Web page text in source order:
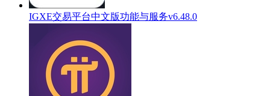
IGXE交易平台中文版功能与服务v6.48.0